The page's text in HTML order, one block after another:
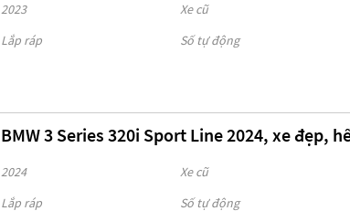
2023 Xe cũ
Lắp ráp
Số tự động
BMW 3 Series 320i Sport Line 2024, xe đẹp,
2024 Xe cũ
Lắp ráp
Số tự động